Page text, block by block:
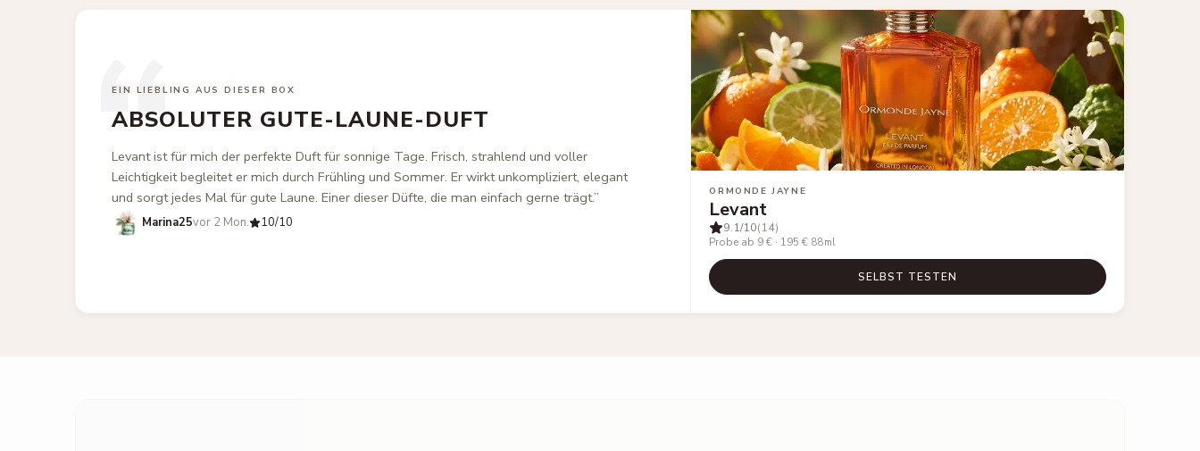
EIN LIEBLING AUS DIESER BOX
“
ABSOLUTER GUTE-LAUNE-DUFT
Levant ist für mich der perfekte Duft für sonnige Tage. Frisch, strahlend und voller
Leichtigkeit begleitet er mich durch Frühling und Sommer. Er wirkt unkompliziert, elegant
und sorgt jedes Mal für gute Laune. Einer dieser Düfte, die man einfach gerne trägt.”
Marina25vor 2 Mon. 10/10
ORMONDE JAYNE
Levant
9.1/10(14)
Probe ab 9 € · 195 € 88ml
SELBST TESTEN